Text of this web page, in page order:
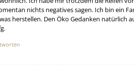
nichts negatives sagen. Ich bin ein
herstellen. Den Öko Gedanken natürlich